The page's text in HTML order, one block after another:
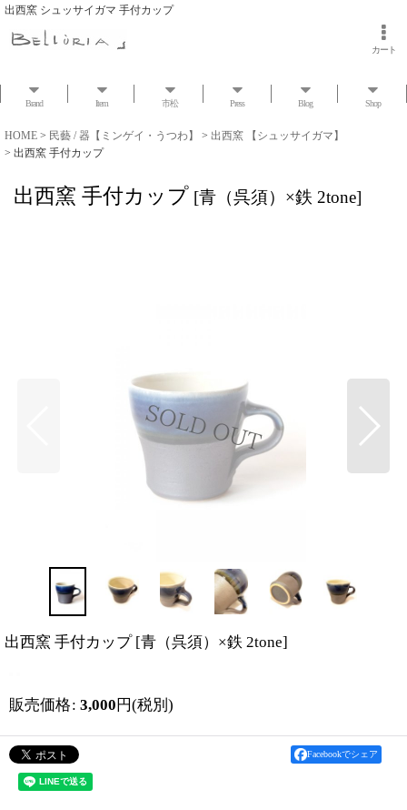
出西窯 シュッサイガマ 手付カップ
カート
Brand Item 市松 Press Blog Shop
HOME > 民藝 / 器【ミンゲイ・うつわ】 > 出西窯 【シュッサイガマ】
> 出西窯 手付カップ
出西窯 手付カップ [青（呉須）×鉄 2tone]
出西窯 手付カップ [青（呉須）×鉄 2tone]
販売価格: 3,000 円(税別)
Facebookでシェア